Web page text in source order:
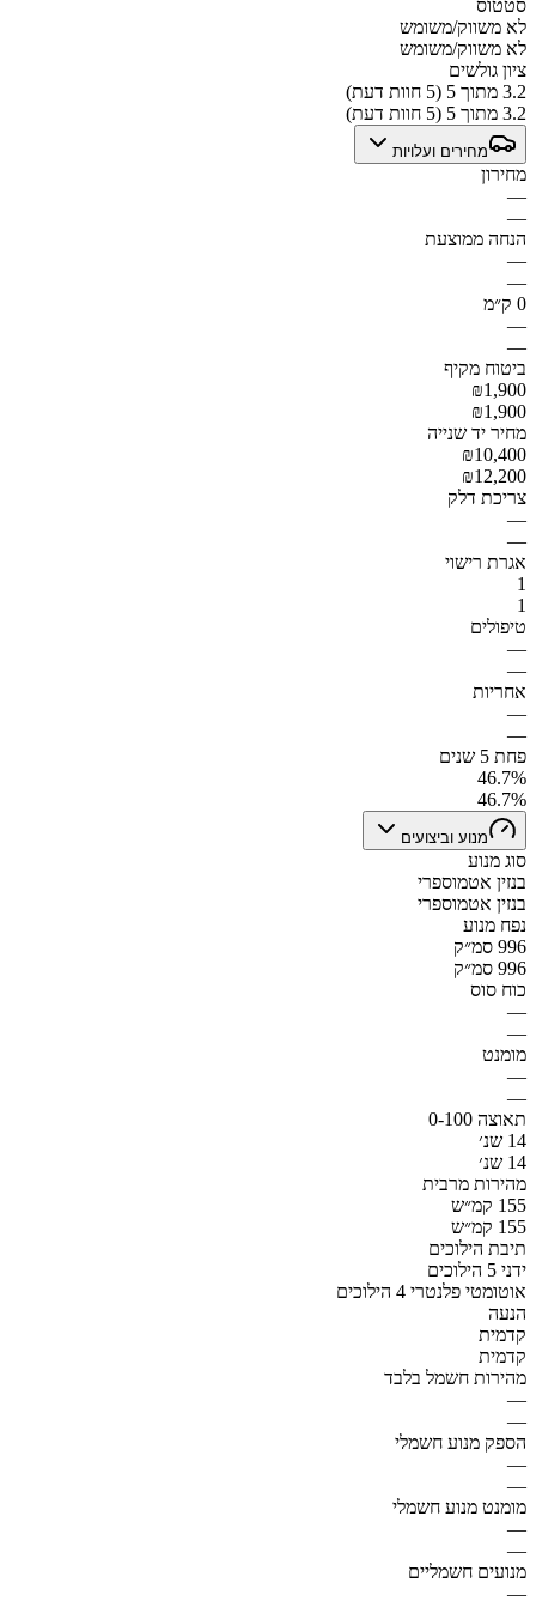
סטטוס
לא משווק/משומש
לא משווק/משומש
ציון גולשים
3.2 מתוך 5 (5 חוות דעת)
3.2 מתוך 5 (5 חוות דעת)
מחירים ועלויות
מחירון
—
—
הנחה ממוצעת
—
—
0 ק״מ
—
—
ביטוח מקיף
₪1,900
₪1,900
מחיר יד שנייה
₪10,400
₪12,200
צריכת דלק
—
—
אגרת רישוי
1
1
טיפולים
—
—
אחריות
—
—
פחת 5 שנים
46.7%
46.7%
מנוע וביצועים
סוג מנוע
בנזין אטמוספרי
בנזין אטמוספרי
נפח מנוע
996 סמ״ק
996 סמ״ק
כוח סוס
—
—
מומנט
—
—
תאוצה 0-100
14 שנ׳
14 שנ׳
מהירות מרבית
155 קמ״ש
155 קמ״ש
תיבת הילוכים
ידני 5 הילוכים
אוטומטי פלנטרי 4 הילוכים
הנעה
קדמית
קדמית
מהירות חשמל בלבד
—
—
הספק מנוע חשמלי
—
—
מומנט מנוע חשמלי
—
—
מנועים חשמליים
—